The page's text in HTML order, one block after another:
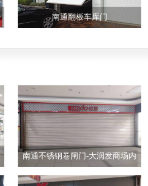
南通翻板车库门
南通不锈钢卷闸门-大润发商场内